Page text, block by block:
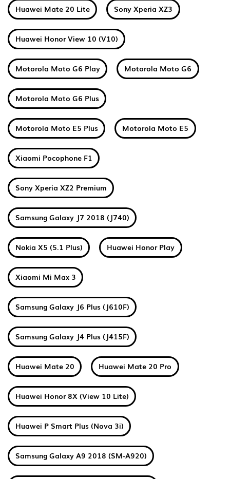
Huawei Mate 20 Lite Sony Xperia XZ3
Huawei Honor View 10 (V10)
Motorola Moto G6 Play Motorola Moto G6
Motorola Moto G6 Plus
Motorola Moto E5 Plus Motorola Moto E5
Xiaomi Pocophone F1
Sony Xperia XZ2 Premium
Samsung Galaxy J7 2018 (J740)
Nokia X5 (5.1 Plus) Huawei Honor Play
Xiaomi Mi Max 3
Samsung Galaxy J6 Plus (J610F)
Samsung Galaxy J4 Plus (J415F)
Huawei Mate 20 Huawei Mate 20 Pro
Huawei Honor 8X (View 10 Lite)
Huawei P Smart Plus (Nova 3i)
Samsung Galaxy A9 2018 (SM-A920)